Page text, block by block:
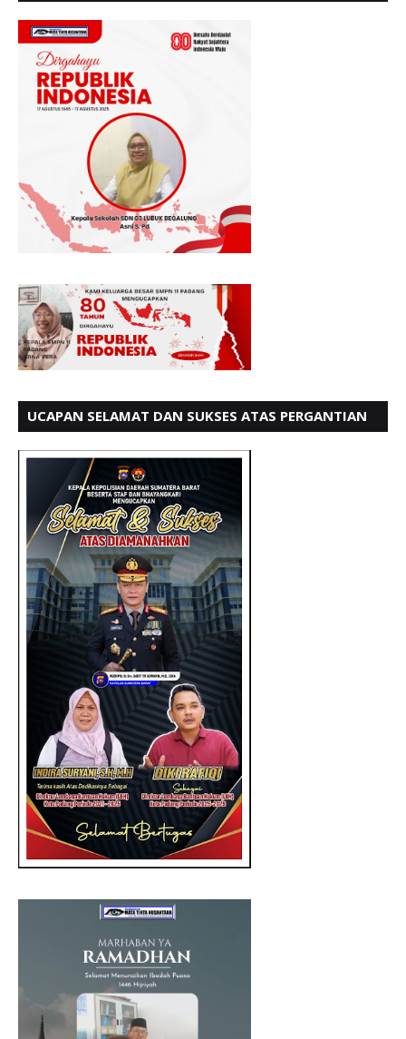
UCAPAN SELAMAT DAN SUKSES ATAS PERGANTIAN